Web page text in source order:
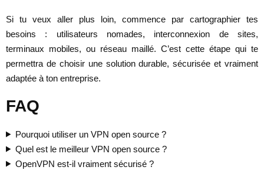
Si tu veux aller plus loin, commence par cartographier tes
besoins : utilisateurs nomades, interconnexion de sites,
terminaux mobiles, ou réseau maillé. C’est cette étape qui te
permettra de choisir une solution durable, sécurisée et vraiment
adaptée à ton entreprise.
FAQ
Pourquoi utiliser un VPN open source ?
Quel est le meilleur VPN open source ?
OpenVPN est-il vraiment sécurisé ?